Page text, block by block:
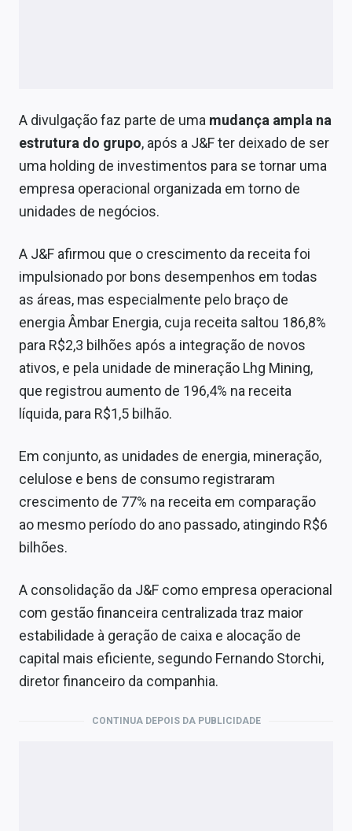
Sobre
Expediente
Contato
A divulgação faz parte de uma mudança ampla na
estrutura do grupo, após a J&F ter deixado de ser
uma holding de investimentos para se tornar uma
empresa operacional organizada em torno de
unidades de negócios.
A J&F afirmou que o crescimento da receita foi
impulsionado por bons desempenhos em todas
as áreas, mas especialmente pelo braço de
energia Âmbar Energia, cuja receita saltou 186,8%
para R$2,3 bilhões após a integração de novos
ativos, e pela unidade de mineração Lhg Mining,
que registrou aumento de 196,4% na receita
líquida, para R$1,5 bilhão.
Em conjunto, as unidades de energia, mineração,
celulose e bens de consumo registraram
crescimento de 77% na receita em comparação
ao mesmo período do ano passado, atingindo R$6
bilhões.
A consolidação da J&F como empresa operacional
com gestão financeira centralizada traz maior
estabilidade à geração de caixa e alocação de
capital mais eficiente, segundo Fernando Storchi,
diretor financeiro da companhia.
CONTINUA DEPOIS DA PUBLICIDADE